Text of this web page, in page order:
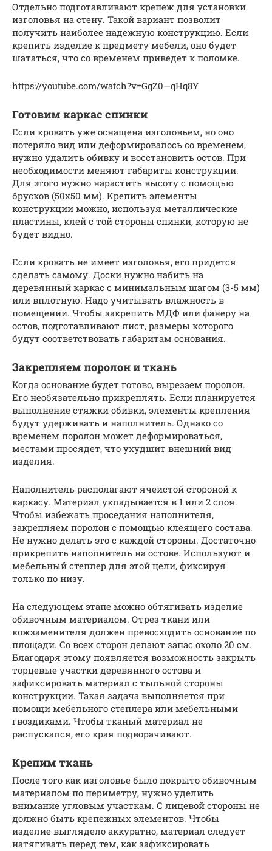
Отдельно подготавливают крепеж для установки
изголовья на стену. Такой вариант позволит
получить наиболее надежную конструкцию. Если
крепить изделие к предмету мебели, оно будет
шататься, что со временем приведет к поломке.
https://youtube.com/watch?v=GgZ0—qHq8Y
Готовим каркас спинки
Если кровать уже оснащена изголовьем, но оно
потеряло вид или деформировалось со временем,
нужно удалить обивку и восстановить остов. При
необходимости меняют габариты конструкции.
Для этого нужно нарастить высоту с помощью
брусков (50х50 мм). Крепить элементы
конструкции можно, используя металлические
пластины, клей с той стороны спинки, которую не
будет видно.
Если кровать не имеет изголовья, его придется
сделать самому. Доски нужно набить на
деревянный каркас с минимальным шагом (3-5 мм)
или вплотную. Надо учитывать влажность в
помещении. Чтобы закрепить МДФ или фанеру на
остов, подготавливают лист, размеры которого
будут соответствовать габаритам основания.
Закрепляем поролон и ткань
Когда основание будет готово, вырезаем поролон.
Его необязательно прикреплять. Если планируется
выполнение стяжки обивки, элементы крепления
будут удерживать и наполнитель. Однако со
временем поролон может деформироваться,
местами просядет, что ухудшит внешний вид
изделия.
Наполнитель располагают ячеистой стороной к
каркасу. Материал укладывается в 1 или 2 слоя.
Чтобы избежать проседания наполнителя,
закрепляем поролон с помощью клеящего состава.
Не нужно делать это с каждой стороны. Достаточно
прикрепить наполнитель на остове. Используют и
мебельный степлер для этой цели, фиксируя
только по низу.
На следующем этапе можно обтягивать изделие
обивочным материалом. Отрез ткани или
кожзаменителя должен превосходить основание по
площади. Со всех сторон делают запас около 20 см.
Благодаря этому появляется возможность закрыть
торцевые участки деревянного остова и
зафиксировать материал с тыльной стороны
конструкции. Такая задача выполняется при
помощи мебельного степлера или мебельными
гвоздиками. Чтобы тканый материал не
распускался, его края подворачивают.
Крепим ткань
После того как изголовье было покрыто обивочным
материалом по периметру, нужно уделить
внимание угловым участкам. С лицевой стороны не
должно быть крепежных элементов. Чтобы
изделие выглядело аккуратно, материал следует
натягивать перед тем, как зафиксировать